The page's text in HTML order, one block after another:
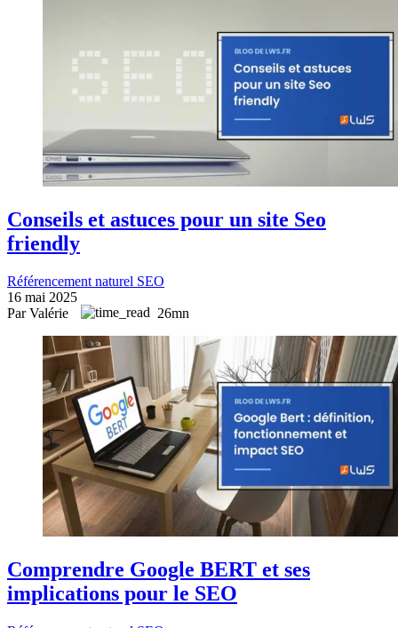
Conseils et astuces pour un site Seo
friendly
Référencement naturel SEO
16 mai 2025
Par Valérie
26mn
Comprendre Google BERT et ses
implications pour le SEO